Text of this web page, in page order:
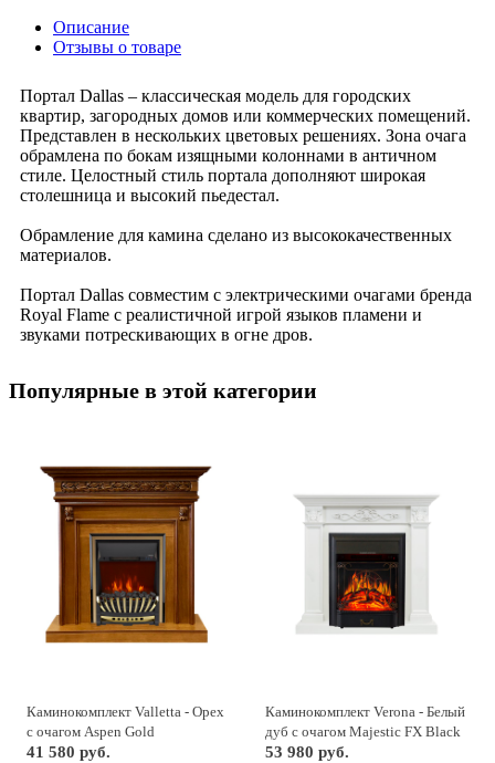
Описание
Отзывы о товаре
Портал Dallas – классическая модель для городских
квартир, загородных домов или коммерческих помещений.
Представлен в нескольких цветовых решениях. Зона очага
обрамлена по бокам изящными колоннами в античном
стиле. Целостный стиль портала дополняют широкая
столешница и высокий пьедестал.
Обрамление для камина сделано из высококачественных
материалов.
Портал Dallas совместим с электрическими очагами бренда
Royal Flame с реалистичной игрой языков пламени и
звуками потрескивающих в огне дров.
Популярные в этой категории
Каминокомплект Valletta - Орех
с очагом Aspen Gold
41 580 руб.
Каминокомплект Verona - Белый
дуб с очагом Majestic FX Black
53 980 руб.